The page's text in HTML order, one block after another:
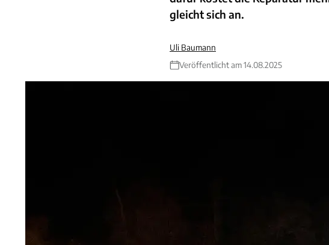
gleicht sich an.
Uli Baumann
Veröffentlicht am 14.08.2025